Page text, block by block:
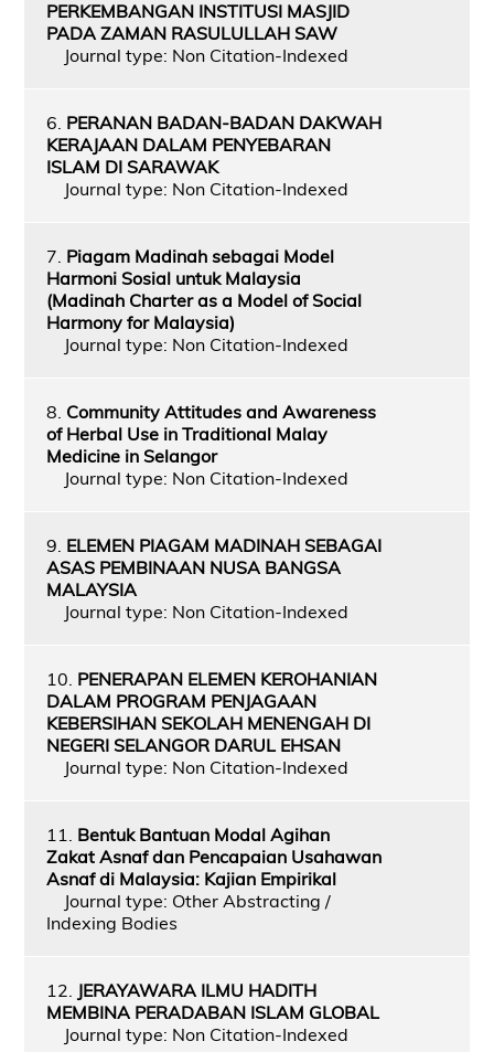
PERKEMBANGAN INSTITUSI MASJID
PADA ZAMAN RASULULLAH SAW
Journal type: Non Citation-Indexed
6. PERANAN BADAN-BADAN DAKWAH
KERAJAAN DALAM PENYEBARAN
ISLAM DI SARAWAK
Journal type: Non Citation-Indexed
7. Piagam Madinah sebagai Model
Harmoni Sosial untuk Malaysia
(Madinah Charter as a Model of Social
Harmony for Malaysia)
Journal type: Non Citation-Indexed
8. Community Attitudes and Awareness
of Herbal Use in Traditional Malay
Medicine in Selangor
Journal type: Non Citation-Indexed
9. ELEMEN PIAGAM MADINAH SEBAGAI
ASAS PEMBINAAN NUSA BANGSA
MALAYSIA
Journal type: Non Citation-Indexed
10. PENERAPAN ELEMEN KEROHANIAN
DALAM PROGRAM PENJAGAAN
KEBERSIHAN SEKOLAH MENENGAH DI
NEGERI SELANGOR DARUL EHSAN
Journal type: Non Citation-Indexed
11. Bentuk Bantuan Modal Agihan
Zakat Asnaf dan Pencapaian Usahawan
Asnaf di Malaysia: Kajian Empirikal
Journal type: Other Abstracting /
Indexing Bodies
12. JERAYAWARA ILMU HADITH
MEMBINA PERADABAN ISLAM GLOBAL
Journal type: Non Citation-Indexed